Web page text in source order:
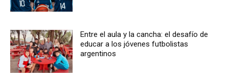
Entre el aula y la cancha: el desafío de
educar a los jóvenes futbolistas
argentinos